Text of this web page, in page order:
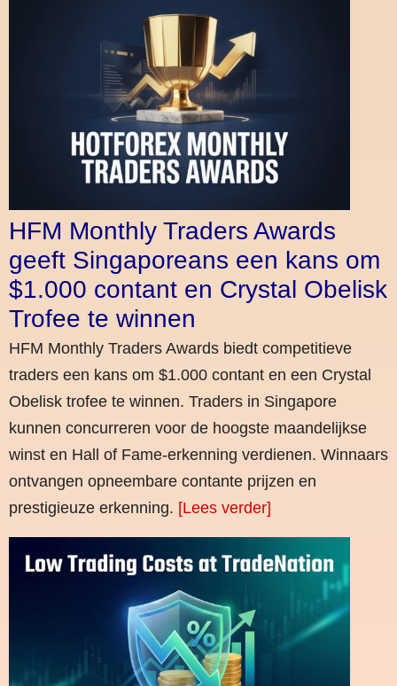
HFM Monthly Traders Awards
geeft Singaporeans een kans om
$1.000 contant en Crystal Obelisk
Trofee te winnen
HFM Monthly Traders Awards biedt competitieve
traders een kans om $1.000 contant en een Crystal
Obelisk trofee te winnen. Traders in Singapore
kunnen concurreren voor de hoogste maandelijkse
winst en Hall of Fame-erkenning verdienen. Winnaars
ontvangen opneembare contante prijzen en
prestigieuze erkenning. [Lees verder]